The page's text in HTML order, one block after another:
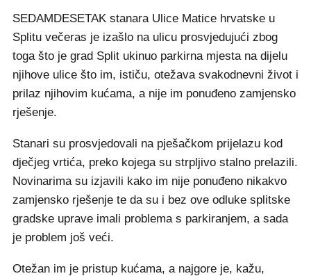
SEDAMDESETAK stanara Ulice Matice hrvatske u
Splitu večeras je izašlo na ulicu prosvjedujući zbog
toga što je grad Split ukinuo parkirna mjesta na dijelu
njihove ulice što im, ističu, otežava svakodnevni život i
prilaz njihovim kućama, a nije im ponuđeno zamjensko
rješenje.
Stanari su prosvjedovali na pješačkom prijelazu kod
dječjeg vrtića, preko kojega su strpljivo stalno prelazili.
Novinarima su izjavili kako im nije ponuđeno nikakvo
zamjensko rješenje te da su i bez ove odluke splitske
gradske uprave imali problema s parkiranjem, a sada
je problem još veći.
Otežan im je pristup kućama, a najgore je, kažu,